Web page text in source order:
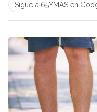
Sigue a 65YMÁS en